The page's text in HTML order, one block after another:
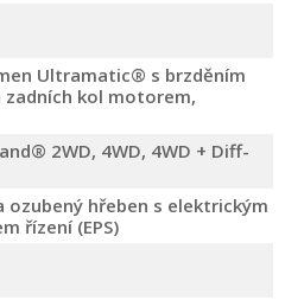
Ultramatic® s brzděním
zadních kol motorem,
2WD, 4WD, 4WD + Diff-
ozubený hřeben s elektrickým
řízení (EPS)